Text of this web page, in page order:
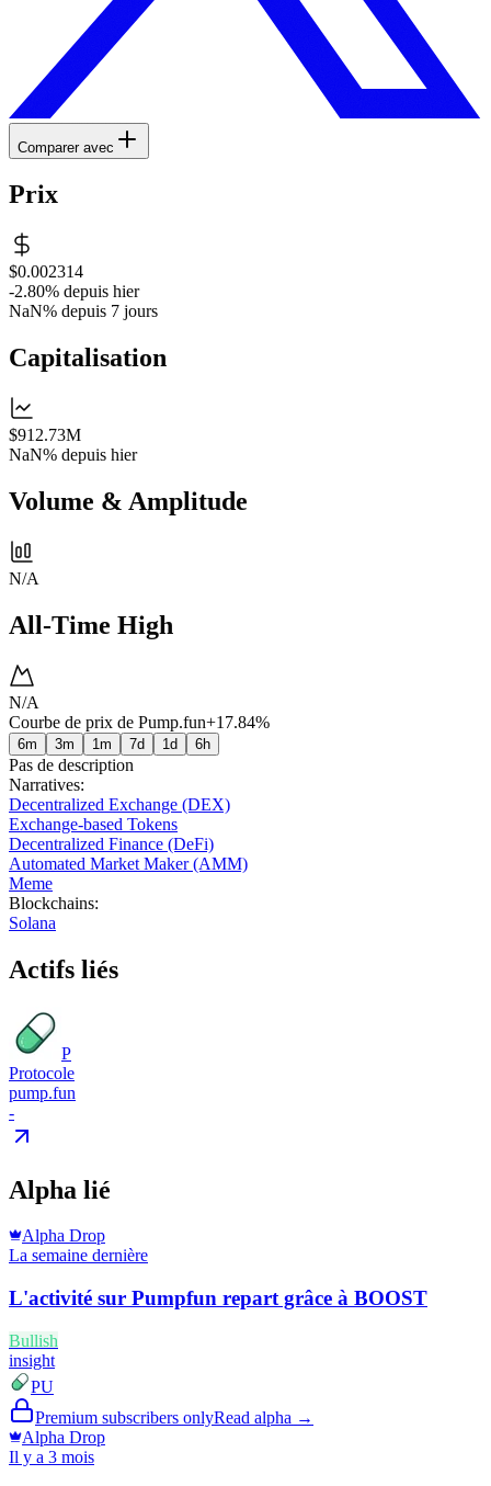
Comparer avec
Prix
$0.002314
-2.80% depuis hier
NaN% depuis 7 jours
Capitalisation
$912.73M
NaN% depuis hier
Volume & Amplitude
N/A
All-Time High
N/A
Courbe de prix de Pump.fun+17.84%
6m 3m 1m 7d 1d 6h
Pas de description
Narratives:
Decentralized Exchange (DEX)
Exchange-based Tokens
Decentralized Finance (DeFi)
Automated Market Maker (AMM)
Meme
Blockchains:
Solana
Actifs liés
P
Protocole
pump.fun
-
Alpha lié
Alpha Drop
La semaine dernière
L'activité sur Pumpfun repart grâce à BOOST
Bullish
insight
PU
Premium subscribers onlyRead alpha →
Alpha Drop
Il y a 3 mois